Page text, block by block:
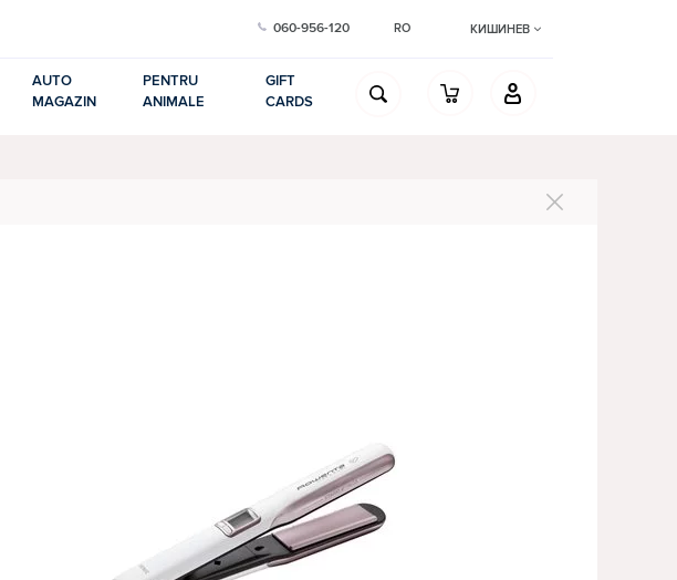
060-956-120 RO КИШИНЕВ
AUTO
MAGAZIN
PENTRU
ANIMALE
GIFT
CARDS